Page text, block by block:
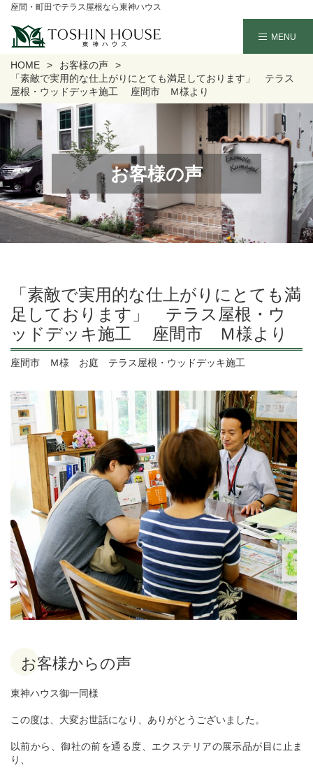
座間・町田でテラス屋根なら東神ハウス
HOME
お客様の声
「素敵で実用的な仕上がりにとても満足しております」 テラス
屋根・ウッドデッキ施工 座間市 Ｍ様より
お客様の声
「素敵で実用的な仕上がりにとても満
足しております」 テラス屋根・ウ
ッドデッキ施工 座間市 Ｍ様より
座間市 Ｍ様 お庭 テラス屋根・ウッドデッキ施工
お客様からの声
東神ハウス御一同様
この度は、大変お世話になり、ありがとうございました。
以前から、御社の前を通る度、エクステリアの展示品が目に止ま
り、